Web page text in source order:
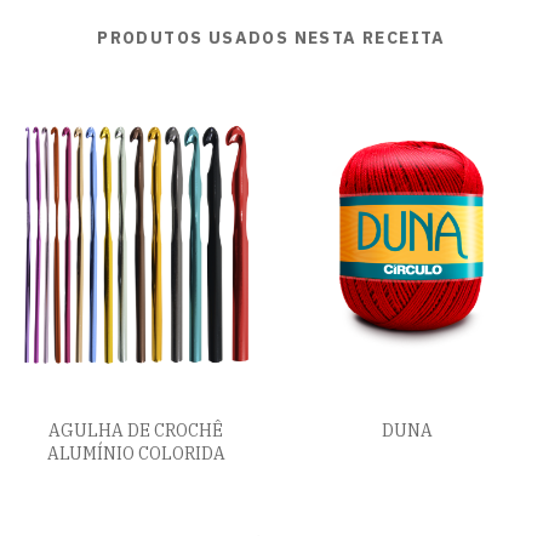
PRODUTOS USADOS NESTA RECEITA
AGULHA DE CROCHÊ
ALUMÍNIO COLORIDA
DUNA